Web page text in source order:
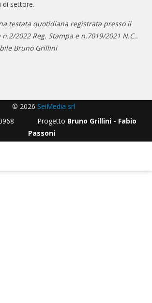
di settore.
testata quotidiana registrata presso il
2022 Reg. Stampa e n.7019/2021 N.C..
Bruno Grillini
© 2026 SeiMedia srl
Progetto Bruno Grillini - Fabio
Passoni